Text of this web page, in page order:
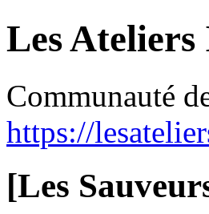
Les
Communauté
https://
[Les